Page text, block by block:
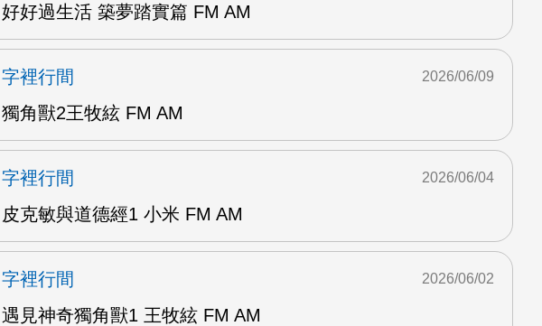
好好過生活 築夢踏實篇 FM AM
字裡行間
獨角獸2王牧絃 FM AM
2026/06/09
字裡行間
皮克敏與道德經1 小米 FM AM
2026/06/04
字裡行間
遇見神奇獨角獸1 王牧絃 FM AM
2026/06/02